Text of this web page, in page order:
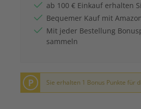
ab 100 € Einkauf erhalten
Bequemer Kauf mit
Mit jeder Bestellung
sammeln
P Sie erhalten 1 Bonus Punkte für